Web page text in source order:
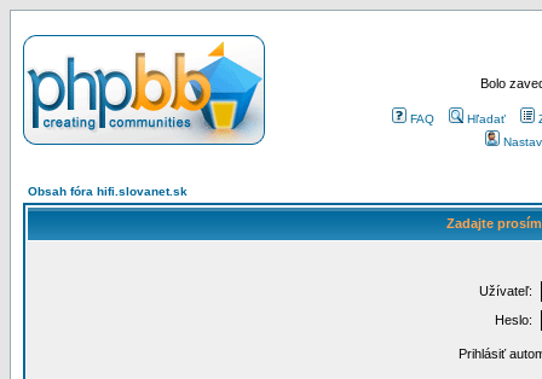
Bolo
FAQ Hľadať
Obsah fóra hifi.slovanet.sk
Zadajte
Užívateľ:
Heslo:
Prihlásiť